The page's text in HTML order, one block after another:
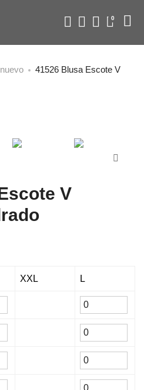
0
41526 Blusa Escote V
V
XXL L